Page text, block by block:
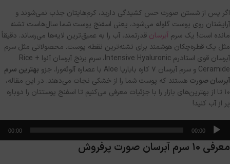
اگر پس از شستن صورت حس کشیدگی دارید، کرم‌هایتان جذب نمی‌شوند و
آرایشتان روی پوست گلوله می‌شود، یعنی اسفنج پوست شما سال‌هاست تشنه
مانده است! یک سرم آبرسان قدرتمند، آب را به عمیق‌ترین لایه‌ها می‌رساند. دقیقاً
مثل یک قطره‌چکان هوشمند برای تشنه‌ترین نقطه پوست. محصولاتی مثل سرم
آبرسان قوی استادرم Intensive Hyaluronic، سرم برنج آبرسان آنوا Rice +
Ceramide و سرم آبرسان ۷ کاره باباریا Aloe با عصاره آلوئه‌ورا، جزو بهترین سرم
آبرسان صورت هستند که پوست شما را از خشکی نجات می‌دهند. در این مقاله،
۱۰ تا از بهترین‌های بازار را با جزئیات معرفی می‌کنیم تا اسفنج پوستتان را دوباره
پر از آب کنید!
پخش‌کننده
صوت
00:00
00:00
معرفی ۱۰ سرم آبرسان صورت پرفروش